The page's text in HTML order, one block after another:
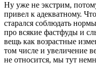
Ну уже не экстрим,
привел к адекватному.
старался соблюдать
про всякие фастфуды и
вещь как возрастные
том числе и увеличение
не относится, мы тут